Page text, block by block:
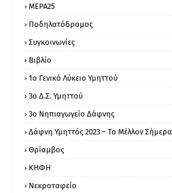
ΜΕΡΑ25
Ποδηλατόδρομος
Συγκοινωνίες
Βιβλίο
1ο Γενικό Λύκειο Υμηττού
3ο Δ.Σ. Υμηττού
3ο Νηπιαγωγείο Δάφνης
Δάφνη Υμηττός 2023 – Το Μέλλον Σήμερα
Θρίαμβος
ΚΗΦΗ
Νεκροταφείο